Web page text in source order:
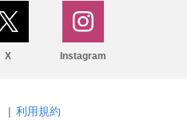
X Instagram
| 利用規約